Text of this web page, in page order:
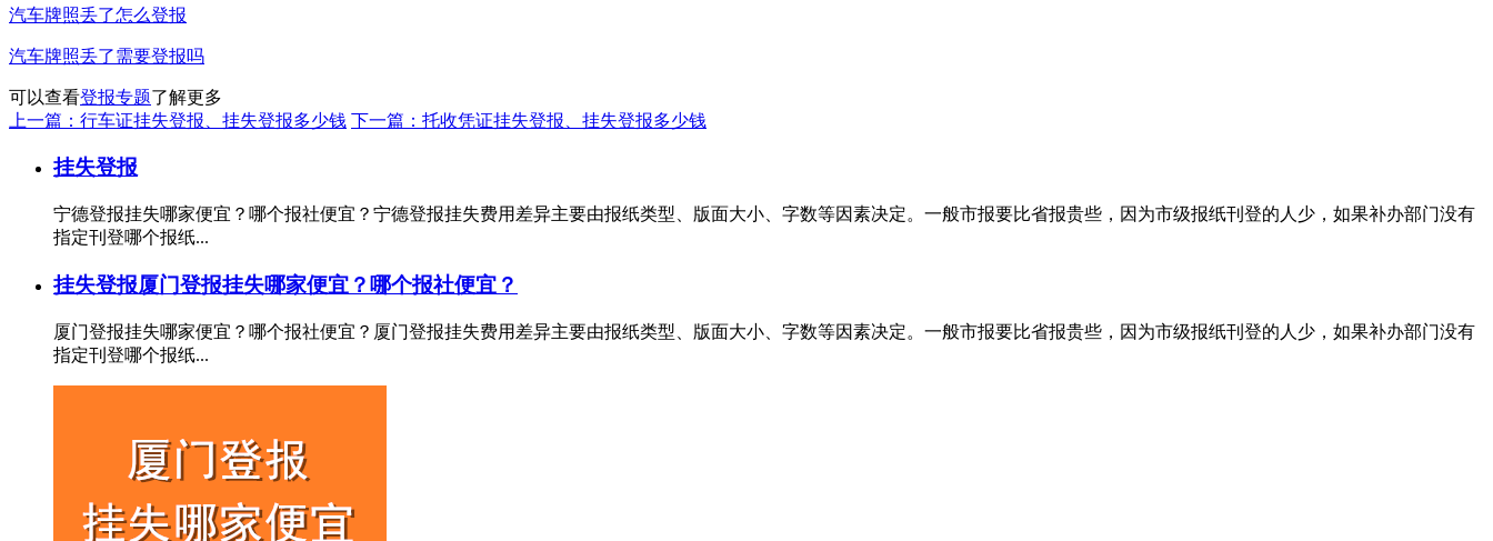
汽车牌照丢了怎么登报
汽车牌照丢了需要登报吗
可以查看登报专题了解更多
上一篇：行车证挂失登报、挂失登报多少钱 下一篇：托收凭证挂失登报、挂失登报多少钱
挂失登报
宁德登报挂失哪家便宜？哪个报社便宜？宁德登报挂失费用差异主要由报纸类型、版面大小、字数等因素决定。一般市报要比省报贵些，因为市级报纸刊登的人少，如果补办部门没有
指定刊登哪个报纸...
挂失登报厦门登报挂失哪家便宜？哪个报社便宜？
厦门登报挂失哪家便宜？哪个报社便宜？厦门登报挂失费用差异主要由报纸类型、版面大小、字数等因素决定。一般市报要比省报贵些，因为市级报纸刊登的人少，如果补办部门没有
指定刊登哪个报纸...